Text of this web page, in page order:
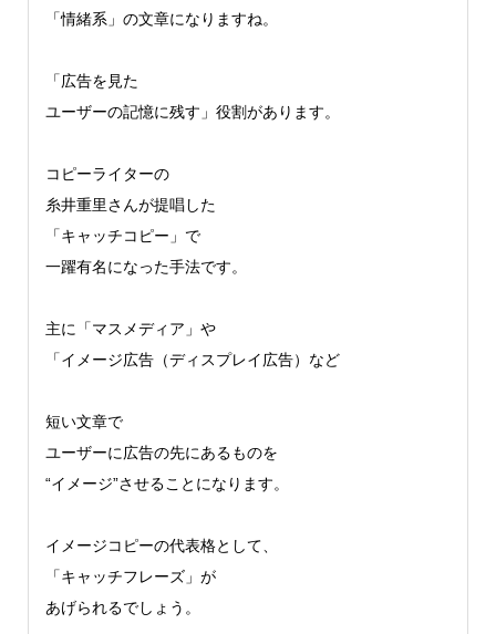
「情緒系」の文章になりますね。
「広告を見た
ユーザーの記憶に残す」役割があります。
コピーライターの
糸井重里さんが提唱した
「キャッチコピー」で
一躍有名になった手法です。
主に「マスメディア」や
「イメージ広告（ディスプレイ広告）など
短い文章で
ユーザーに広告の先にあるものを
“イメージ”させることになります。
イメージコピーの代表格として、
「キャッチフレーズ」が
あげられるでしょう。